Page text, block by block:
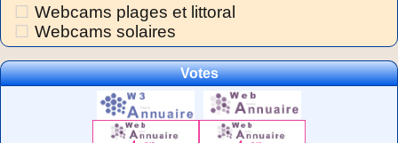
Webcams plages et littoral
Webcams solaires
Votes